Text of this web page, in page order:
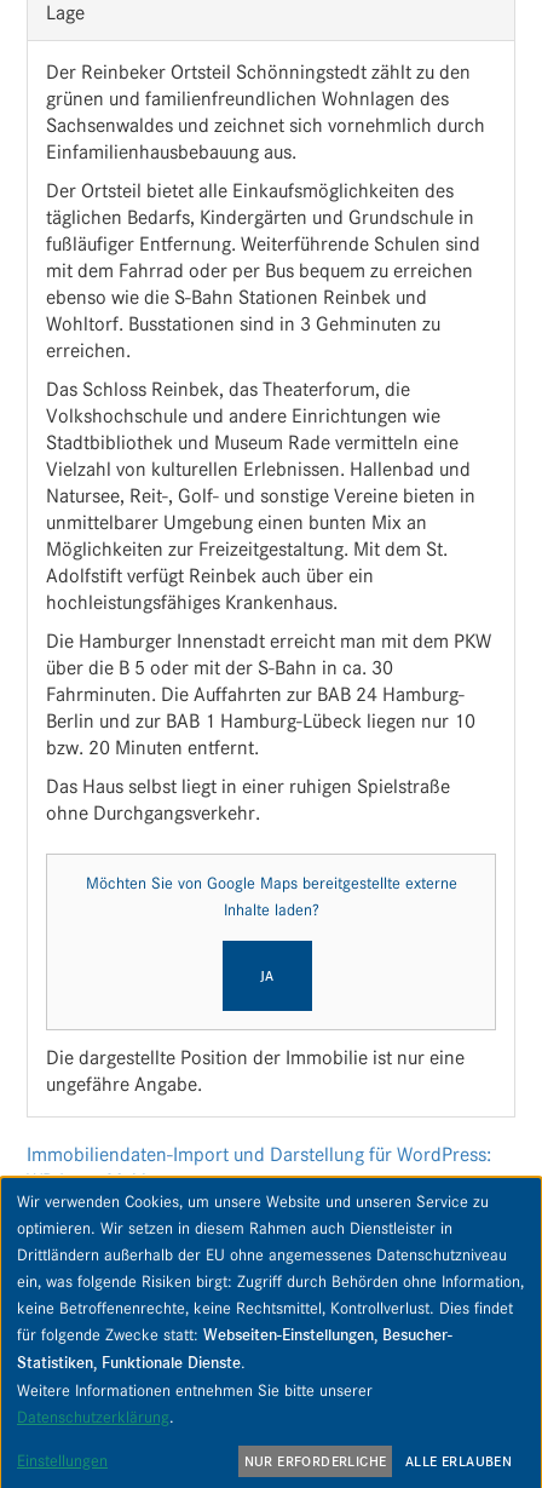
Lage
Der Reinbeker Ortsteil Schönningstedt zählt zu den
grünen und familienfreundlichen Wohnlagen des
Sachsenwaldes und zeichnet sich vornehmlich durch
Einfamilienhausbebauung aus.
Der Ortsteil bietet alle Einkaufsmöglichkeiten des
täglichen Bedarfs, Kindergärten und Grundschule in
fußläufiger Entfernung. Weiterführende Schulen sind
mit dem Fahrrad oder per Bus bequem zu erreichen
ebenso wie die S-Bahn Stationen Reinbek und
Wohltorf. Busstationen sind in 3 Gehminuten zu
erreichen.
Das Schloss Reinbek, das Theaterforum, die
Volkshochschule und andere Einrichtungen wie
Stadtbibliothek und Museum Rade vermitteln eine
Vielzahl von kulturellen Erlebnissen. Hallenbad und
Natursee, Reit-, Golf- und sonstige Vereine bieten in
unmittelbarer Umgebung einen bunten Mix an
Möglichkeiten zur Freizeitgestaltung. Mit dem St.
Adolfstift verfügt Reinbek auch über ein
hochleistungsfähiges Krankenhaus.
Die Hamburger Innenstadt erreicht man mit dem PKW
über die B 5 oder mit der S-Bahn in ca. 30
Fahrminuten. Die Auffahrten zur BAB 24 Hamburg-
Berlin und zur BAB 1 Hamburg-Lübeck liegen nur 10
bzw. 20 Minuten entfernt.
Das Haus selbst liegt in einer ruhigen Spielstraße
ohne Durchgangsverkehr.
Möchten Sie von Google Mapsbereitgestellte externe
Inhalte laden?
JA
Die dargestellte Position der Immobilie ist nur eine
ungefähre Angabe.
Immobiliendaten-Import und Darstellung für WordPress:
WP-ImmoMakler
Copyright © 2026 PIPPING Immobilien GmbH & Co. KG. Alle Rechte vorbehalten.
Kontakt
Impressum
AGB
Wir verwenden Cookies, um unsere Website und unseren Service zu
optimieren. Wir setzen in diesem Rahmen auch Dienstleister in
Drittländern außerhalb der EU ohne angemessenes Datenschutzniveau
ein, was folgende Risiken birgt: Zugriff durch Behörden ohne Information,
keine Betroffenenrechte, keine Rechtsmittel, Kontrollverlust. Dies findet
für folgende Zwecke statt: Webseiten-Einstellungen, Besucher-
Statistiken, Funktionale Dienste.
Weitere Informationen entnehmen Sie bitte unserer
Datenschutzerklärung.
Einstellungen NUR ERFORDERLICHE ALLE ERLAUBEN